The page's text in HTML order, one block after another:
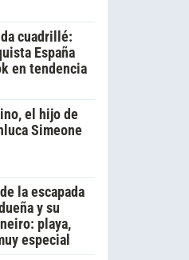
cuadrillé:
España
en tendencia
el hijo de
Simeone
la escapada
y su
playa,
especial